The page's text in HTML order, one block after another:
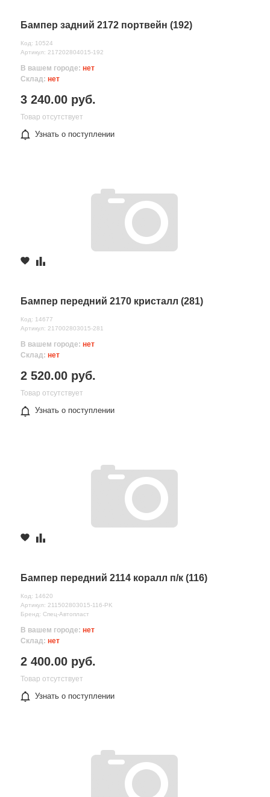
Бампер задний 2172 портвейн (192)
Код: 10524
Артикул: 217202804015-192
В вашем городе: нет
Склад: нет
3 240.00 руб.
Товар отсутствует
Узнать о поступлении
Бампер передний 2170 кристалл (281)
Код: 14677
Артикул: 217002803015-281
В вашем городе: нет
Склад: нет
2 520.00 руб.
Товар отсутствует
Узнать о поступлении
Бампер передний 2114 коралл п/к (116)
Код: 14620
Артикул: 211502803015-116-PK
Бренд: Спец-Автопласт
В вашем городе: нет
Склад: нет
2 400.00 руб.
Товар отсутствует
Узнать о поступлении